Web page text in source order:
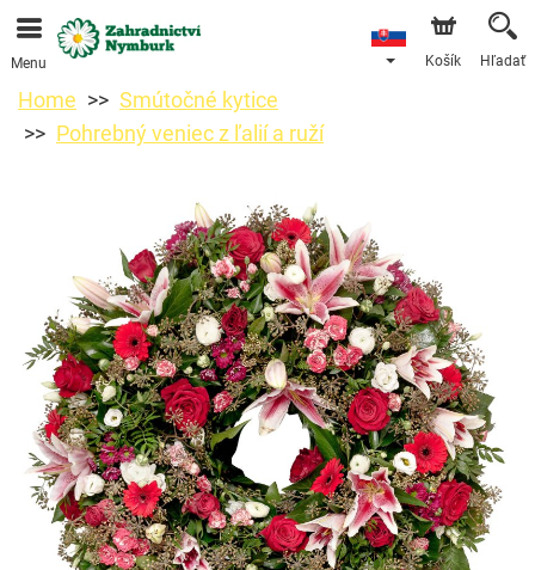
Objednávky prijímame prostredníctvom nášho e-shopu.
Najskorší možný termín doručenia je od 11.8.2026 z
Menu Košík Hľadať
Home
Smútočné kytice
Pohrebný veniec z ľalií a ruží